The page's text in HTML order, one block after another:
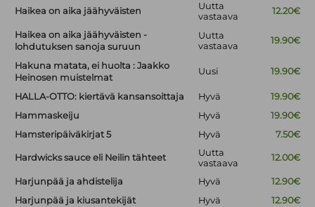
Haikea on aika jäähyväisten
Uutta
vastaava
12.20€
Haikea on aika jäähyväisten -
lohdutuksen sanoja suruun
Uutta
vastaava
19.90€
Hakuna matata, ei huolta : Jaakko
Heinosen muistelmat
Uusi 19.90€
HALLA-OTTO: kiertävä kansansoittaja Hyvä
19.90€
Hammaskeiju
Hyvä
19.90€
Hamsteripäiväkirjat 5
Hyvä 7.50€
Hardwicks sauce eli Neilin tähteet
Uutta
vastaava
12.00€
Harjunpää ja ahdistelija Hyvä
12.90€
Harjunpää ja kiusantekijät
Hyvä
12.90€